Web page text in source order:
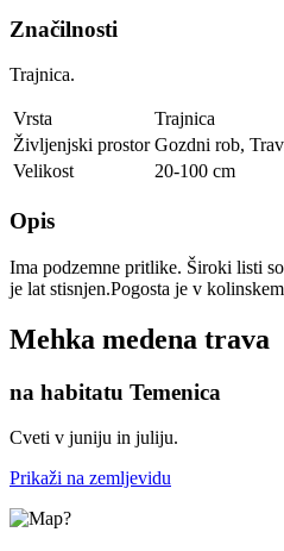
Značilnosti
Trajnica.
Vrsta
Trajnica
Življenjski prostor Gozdni rob,
Velikost
20-100 cm
Opis
Ima podzemne pritlike. Široki listi
je lat stisnjen.Pogosta je v
Mehka medena trava
na habitatu Temenica
Cveti v juniju in juliju.
Prikaži na zemljevidu